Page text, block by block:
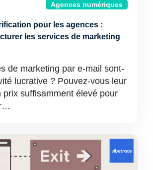
Agences numériques
pour les agences :
les services de marketing
de marketing par e-mail sont-
lucrative ? Pouvez-vous leur
prix suffisamment élevé pour